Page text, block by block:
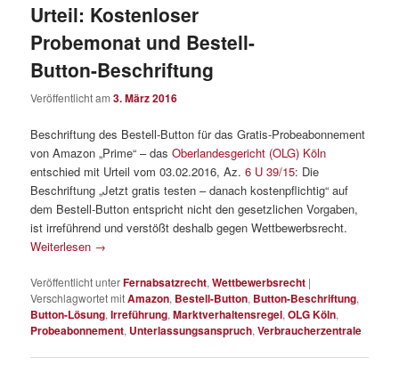
Urteil: Kostenloser
Probemonat und Bestell-
Button-Beschriftung
Veröffentlicht am3. März 2016
Beschriftung des Bestell-Button für das Gratis-Probeabonnement
von Amazon „Prime“ – dasOberlandesgericht (OLG) Köln
entschied mit Urteil vom 03.02.2016, Az.6 U 39/15: Die
Beschriftung „Jetzt gratis testen – danach kostenpflichtig“ auf
dem Bestell-Button entspricht nicht den gesetzlichen Vorgaben,
ist irreführend und verstößt deshalb gegen Wettbewerbsrecht.
Weiterlesen →
Veröffentlicht unterFernabsatzrecht,Wettbewerbsrecht |
Verschlagwortet mitAmazon, Bestell-Button, Button-Beschriftung,
Button-Lösung,Irreführung,Marktverhaltensregel,OLG Köln,
Probeabonnement, Unterlassungsanspruch,Verbraucherzentrale